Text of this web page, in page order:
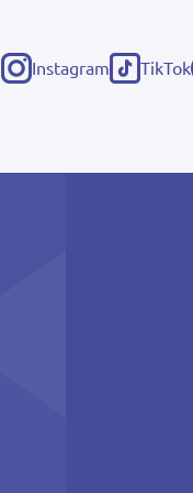
Instagram
(externe
TikTok
(externe